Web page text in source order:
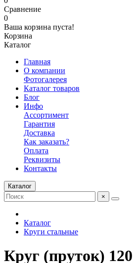
Сравнение
0
Ваша корзина пуста!
Корзина
Каталог
Главная
О компании
Фотогалерея
Каталог товаров
Блог
Инфо
Ассортимент
Гарантия
Доставка
Как заказать?
Оплата
Реквизиты
Контакты
Каталог
×
Каталог
Круги стальные
Круг (пруток)